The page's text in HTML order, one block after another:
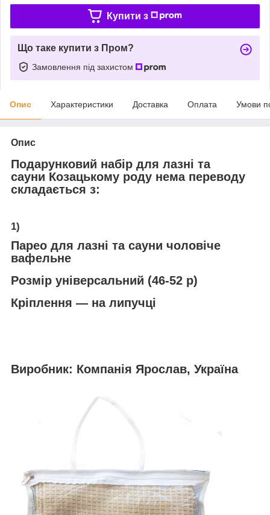
Купити з
Що таке купити з Пром?
Замовлення під захистом
Опис Характеристики Доставка Оплата Умови
Опис
Подарунковий набір для лазні та
сауни Козацькому роду нема переводу
складається з:
1)
Парео для лазні та сауни чоловіче
вафельне
Розмір універсальний (46-52 р)
Кріплення ― на липучці
Виробник: Компанія Ярослав, Україна